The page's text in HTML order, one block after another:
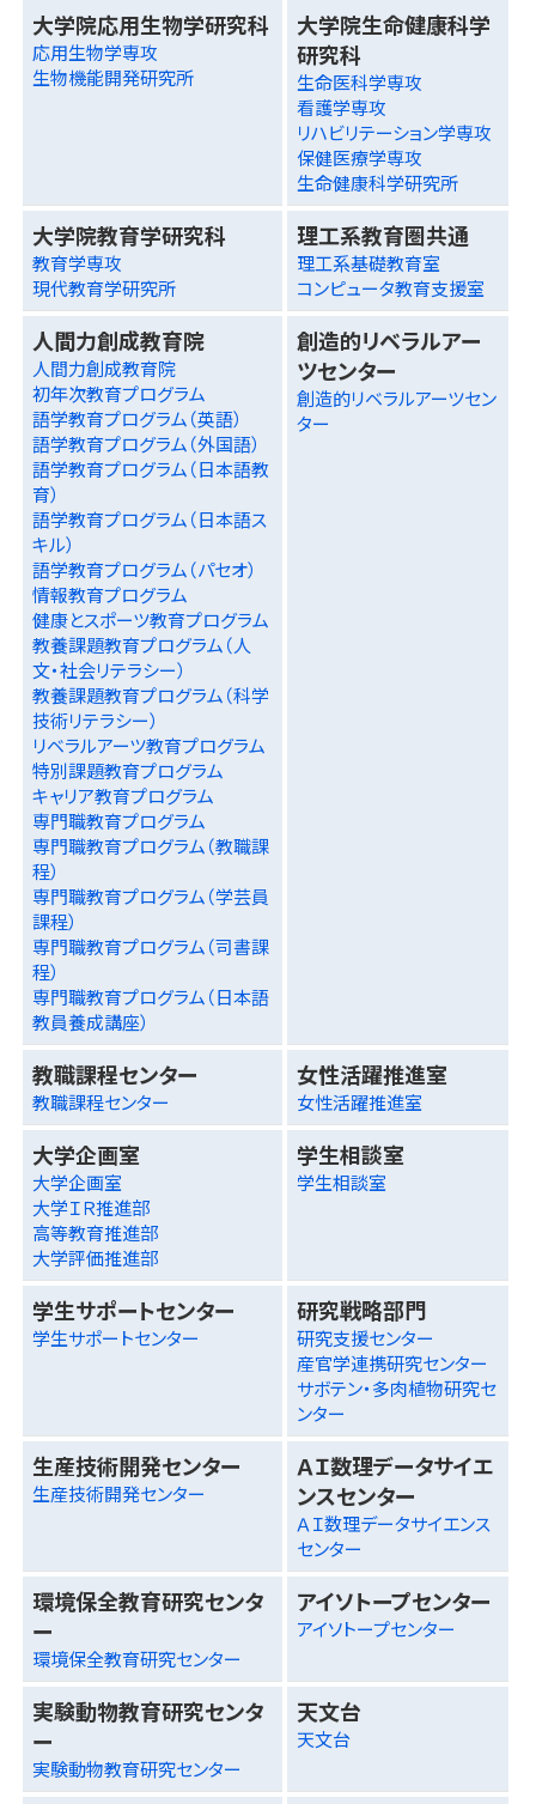
大学院応用生物学研究科
応用生物学専攻
生物機能開発研究所
大学院生命健康科学
研究科
生命医科学専攻
看護学専攻
リハビリテーション学専攻
保健医療学専攻
生命健康科学研究所
大学院教育学研究科
教育学専攻
現代教育学研究所
理工系教育圏共通
理工系基礎教育室
コンピュータ教育支援室
人間力創成教育院
人間力創成教育院
初年次教育プログラム
語学教育プログラム（英語）
語学教育プログラム（外国語）
語学教育プログラム（日本語教
育）
語学教育プログラム（日本語ス
キル）
語学教育プログラム（パセオ）
情報教育プログラム
健康とスポーツ教育プログラム
教養課題教育プログラム（人
文・社会リテラシー）
教養課題教育プログラム（科学
技術リテラシー）
リベラルアーツ教育プログラム
特別課題教育プログラム
キャリア教育プログラム
専門職教育プログラム
専門職教育プログラム（教職課
程）
専門職教育プログラム（学芸員
課程）
専門職教育プログラム（司書課
程）
専門職教育プログラム（日本語
教員養成講座）
創造的リベラルアー
ツセンター
創造的リベラルアーツセン
ター
教職課程センター
教職課程センター
女性活躍推進室
女性活躍推進室
大学企画室
大学企画室
大学ＩＲ推進部
高等教育推進部
大学評価推進部
学生相談室
学生相談室
学生サポートセンター
学生サポートセンター
研究戦略部門
研究支援センター
産官学連携研究センター
サボテン・多肉植物研究セ
ンター
生産技術開発センター
生産技術開発センター
ＡＩ数理データサイエ
ンスセンター
ＡＩ数理データサイエンス
センター
環境保全教育研究センタ
ー
環境保全教育研究センター
アイソトープセンター
アイソトープセンター
実験動物教育研究センタ
ー
実験動物教育研究センター
天文台
天文台